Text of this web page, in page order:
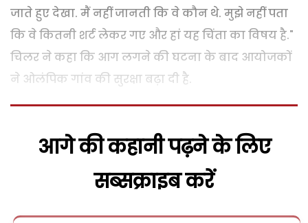
जाते हुए देखा. मैं नहीं जानती कि वे कौन थे. मुझे नहीं पता
कि वे कितनी शर्ट लेकर गए और हां यह चिंता का विषय है."
चिलर ने कहा कि आग लगने की घटना के बाद आयोजकों
ने ओलंपिक गांव की सुरक्षा बढ़ा दी है.
आगे की कहानी पढ़ने के लिए
सब्सक्राइब करें